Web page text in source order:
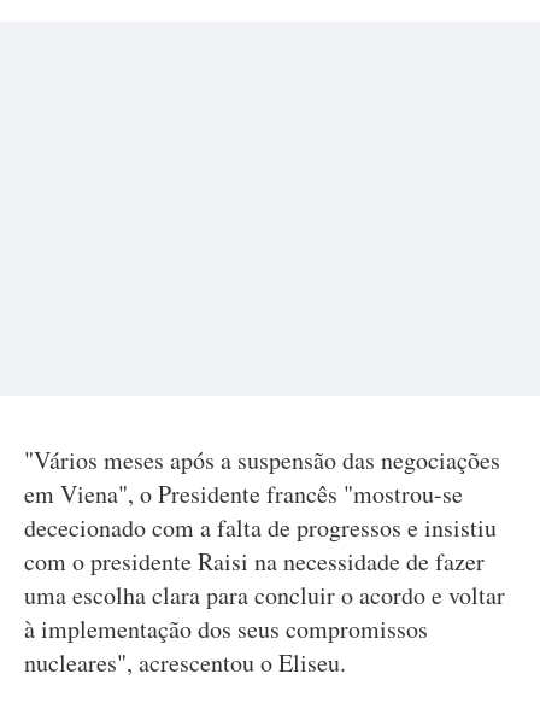
"Vários meses após a suspensão das negociações
em Viena", o Presidente francês "mostrou-se
dececionado com a falta de progressos e insistiu
com o presidente Raisi na necessidade de fazer
uma escolha clara para concluir o acordo e voltar
à implementação dos seus compromissos
nucleares", acrescentou o Eliseu.